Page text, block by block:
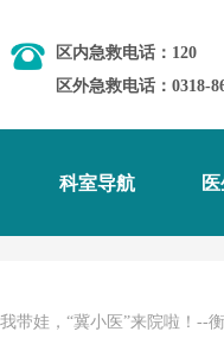
区内急救电话：120
区外急救电话：0318-
科室导航
带娃，“冀小医”来院啦！--